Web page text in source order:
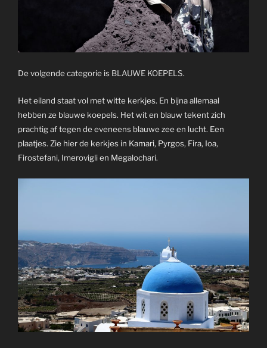
De volgende categorie is BLAUWE KOEPELS.
Het eiland staat vol met witte kerkjes. En bijna allemaal
hebben ze blauwe koepels. Het wit en blauw tekent zich
prachtig af tegen de eveneens blauwe zee en lucht. Een
plaatjes. Zie hier de kerkjes in Kamari, Pyrgos, Fira, Ioa,
Firostefani, Imerovigli en Megalochari.